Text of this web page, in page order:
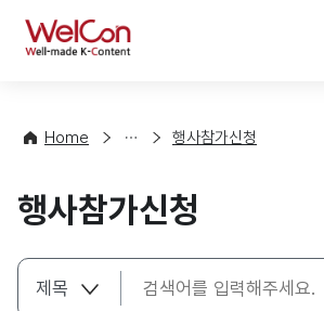
WelCon
Home
사
청
행사참가신청
행사참가신청